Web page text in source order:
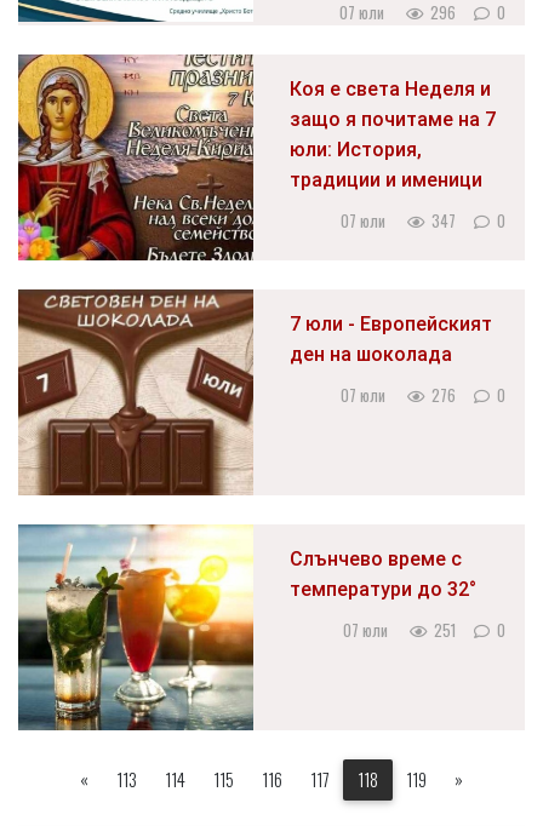
07 юли 296 0
Коя е света Неделя и
защо я почитаме на 7
юли: История,
традиции и именици
07 юли 347 0
7 юли - Европейският
ден на шоколада
07 юли 276 0
Слънчево време с
температури до 32°
07 юли 251 0
« 113 114 115 116 117 118 119 »